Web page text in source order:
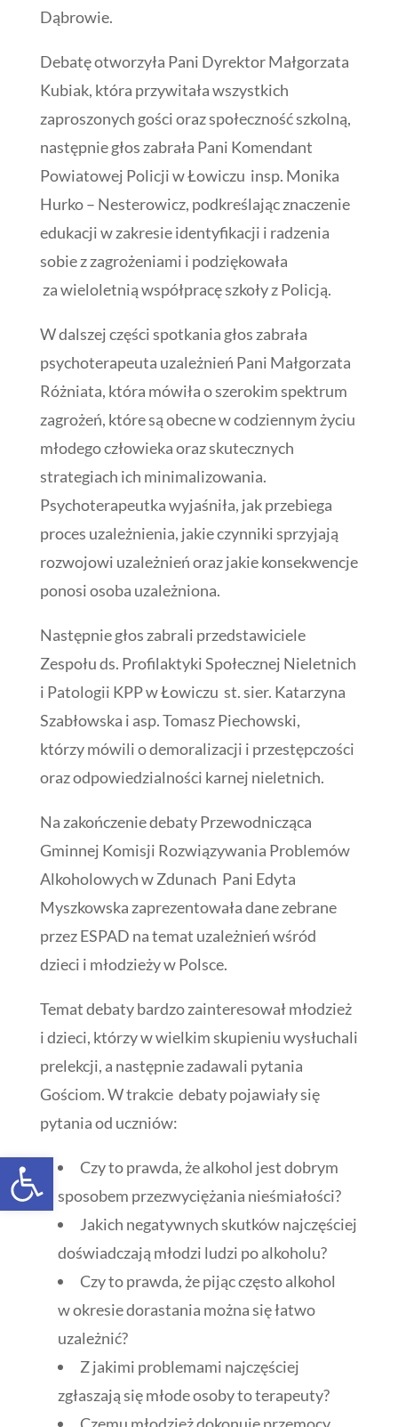
Open toolbar
Dąbrowie.
Debatę otworzyła Pani Dyrektor Małgorzata
Kubiak, która przywitała wszystkich
zaproszonych gości oraz społeczność szkolną,
następnie głos zabrała Pani Komendant
Powiatowej Policji w Łowiczu insp. Monika
Hurko – Nesterowicz, podkreślając znaczenie
edukacji w zakresie identyfikacji i radzenia
sobie z zagrożeniami i podziękowała
za wieloletnią współpracę szkoły z Policją.
W dalszej części spotkania głos zabrała
psychoterapeuta uzależnień Pani Małgorzata
Różniata, która mówiła o szerokim spektrum
zagrożeń, które są obecne w codziennym życiu
młodego człowieka oraz skutecznych
strategiach ich minimalizowania.
Psychoterapeutka wyjaśniła, jak przebiega
proces uzależnienia, jakie czynniki sprzyjają
rozwojowi uzależnień oraz jakie konsekwencje
ponosi osoba uzależniona.
Następnie głos zabrali przedstawiciele
Zespołu ds. Profilaktyki Społecznej Nieletnich
i Patologii KPP w Łowiczu st. sier. Katarzyna
Szabłowska i asp. Tomasz Piechowski,
którzy mówili o demoralizacji i przestępczości
oraz odpowiedzialności karnej nieletnich.
Na zakończenie debaty Przewodnicząca
Gminnej Komisji Rozwiązywania Problemów
Alkoholowych w Zdunach Pani Edyta
Myszkowska zaprezentowała dane zebrane
przez ESPAD na temat uzależnień wśród
dzieci i młodzieży w Polsce.
Temat debaty bardzo zainteresował młodzież
i dzieci, którzy w wielkim skupieniu wysłuchali
prelekcji, a następnie zadawali pytania
Gościom. W trakcie debaty pojawiały się
pytania od uczniów:
Czy to prawda, że alkohol jest dobrym
sposobem przezwyciężania nieśmiałości?
Jakich negatywnych skutków najczęściej
doświadczają młodzi ludzi po alkoholu?
Czy to prawda, że pijąc często alkohol
w okresie dorastania można się łatwo
uzależnić?
Z jakimi problemami najczęściej
zgłaszają się młode osoby to terapeuty?